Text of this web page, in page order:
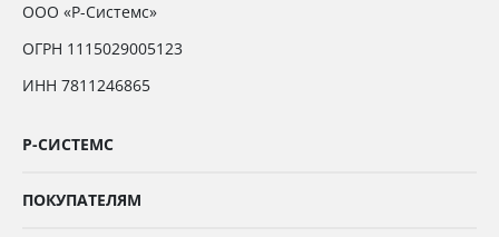
ООО «Р-Системс»
ОГРН 1115029005123
ИНН 7811246865
Р-СИСТЕМС
ПОКУПАТЕЛЯМ